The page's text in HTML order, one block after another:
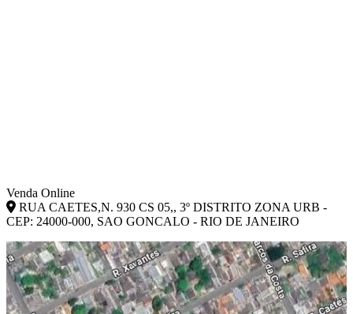
Venda Online
RUA CAETES,N. 930 CS 05,, 3º DISTRITO ZONA URB -
CEP: 24000-000, SAO GONCALO - RIO DE JANEIRO